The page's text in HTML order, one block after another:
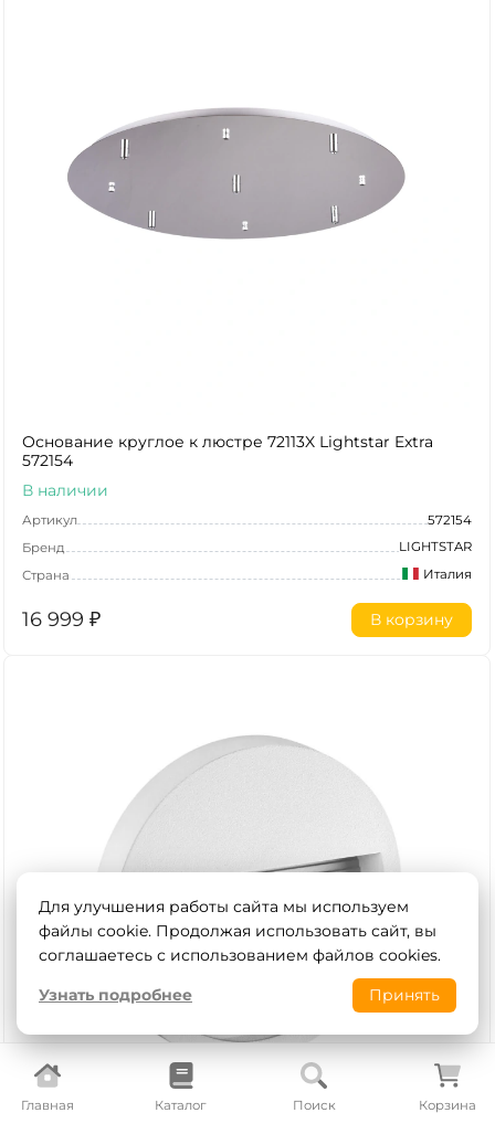
Главная Каталог Поиск Корзина
Основание круглое к люстре 72113X Lightstar Extra
572154
В наличии
Артикул
572154
Бренд
LIGHTSTAR
Страна
Италия
16 999 ₽ В корзину
Для улучшения работы сайта мы используем
файлы cookie. Продолжая использовать сайт, вы
соглашаетесь с использованием файлов cookies.
Узнать подробнее
Принять